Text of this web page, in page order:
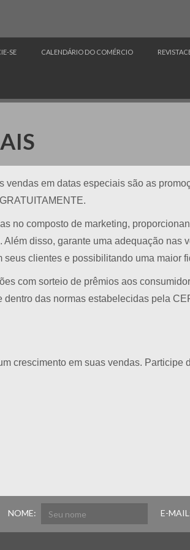
SE CALENDÁRIO DO COMÉRCIO
em datas especiais são as
no composto de marketing,
disso, garante uma adequação nas
clientes e possibilitando uma maior
com sorteio de prêmios aos
das normas estabelecidas pela
crescimento em suas vendas. Participe
NOME: E-